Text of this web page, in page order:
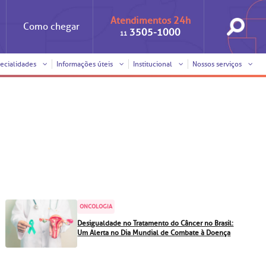
Como chegar Atendimentos 24h
11 3505-1000
Informações úteis Institucional Nossos serviços
Voluntariado
Comitê de Bioética
Solicitação de cópia de
prontuário médico
ONCOLOGIA
Desigualdade no Tratamento do Câncer no Brasil:
Um Alerta no Dia Mundial de Combate à Doença